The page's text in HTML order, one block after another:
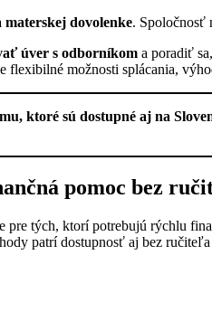
materskej dovolenke. Spoločnosť
úver s odborníkom a poradiť
flexibilné možnosti splácania,
ktoré sú dostupné aj na
pomoc bez
tých, ktorí potrebujú rýchlu
patrí dostupnosť aj bez ručiteľa